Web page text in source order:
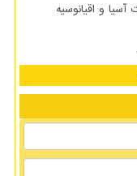
و اقیانوسیه